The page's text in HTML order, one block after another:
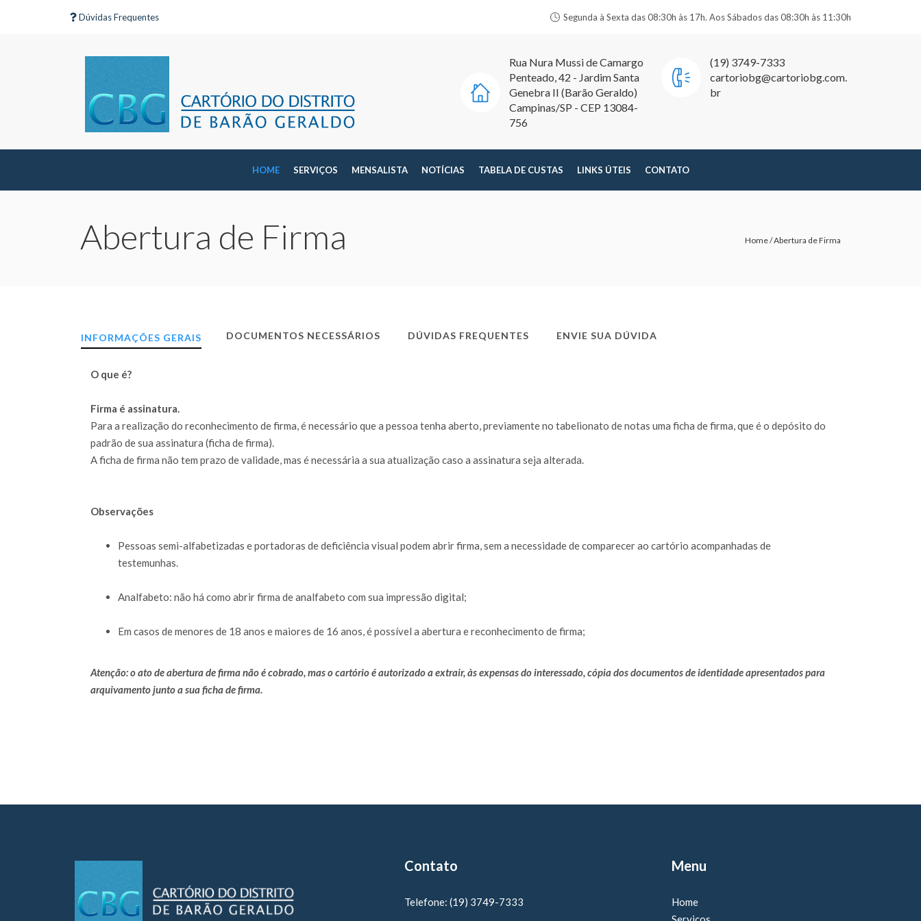
Segunda à Sexta das 08:30h às 17h. Aos Sábados das 08:30h às 11:30h
Dúvidas Frequentes
Rua Nura Mussi de Camargo
Penteado, 42 - Jardim Santa
Genebra II (Barão Geraldo)
Campinas/SP - CEP 13084-
756
(19) 3749-7333
cartoriobg@cartoriobg.com.
br
HOME SERVIÇOS MENSALISTA NOTÍCIAS TABELA DE CUSTAS LINKS ÚTEIS CONTATO
Home/Abertura de Firma
Abertura de Firma
INFORMAÇÕES GERAIS DOCUMENTOS NECESSÁRIOS DÚVIDAS FREQUENTES ENVIE SUA DÚVIDA
O que é?
Firma é assinatura.
Para a realização do reconhecimento de firma, é necessário que a pessoa tenha aberto, previamente no tabelionato de notas uma ficha de firma, que é o depósito do
padrão de sua assinatura (ficha de firma).
A ficha de firma não tem prazo de validade, mas é necessária a sua atualização caso a assinatura seja alterada.
Observações
Pessoas semi-alfabetizadas e portadoras de deficiência visual podem abrir firma, sem a necessidade de comparecer ao cartório acompanhadas de
testemunhas.
Analfabeto: não há como abrir firma de analfabeto com sua impressão digital;
Em casos de menores de 18 anos e maiores de 16 anos, é possível a abertura e reconhecimento de firma;
Atenção: o ato de abertura de firma não é cobrado, mas o cartório é autorizado a extrair, às expensas do interessado, cópia dos documentos de identidade apresentados para
arquivamento junto a sua ficha de firma.
Contato
Telefone: (19) 3749-7333
Menu
Home